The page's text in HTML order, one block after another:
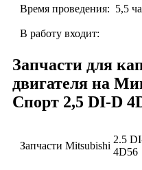
Время проведения: 5,5
В работу входит:
Запчасти для
двигателя на
Спорт 2,5 DI-D
Запчасти Mitsubishi
2.5
4D56